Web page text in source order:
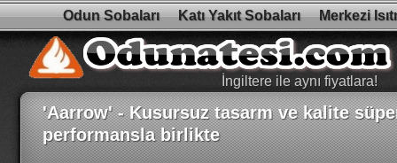
'Aarrow' - Kusursuz tasarm ve kalite
performansla birlikte
İngiltere ile aynı fiyatlara!
Odun Sobaları Katı Yakıt Sobaları Merkezi